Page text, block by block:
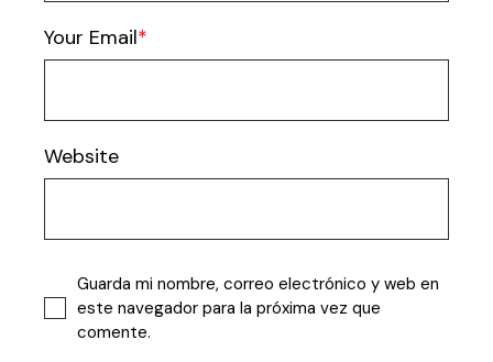
Your Email
Website
Guarda mi nombre, correo electrónico y web en
este navegador para la próxima vez que
comente.